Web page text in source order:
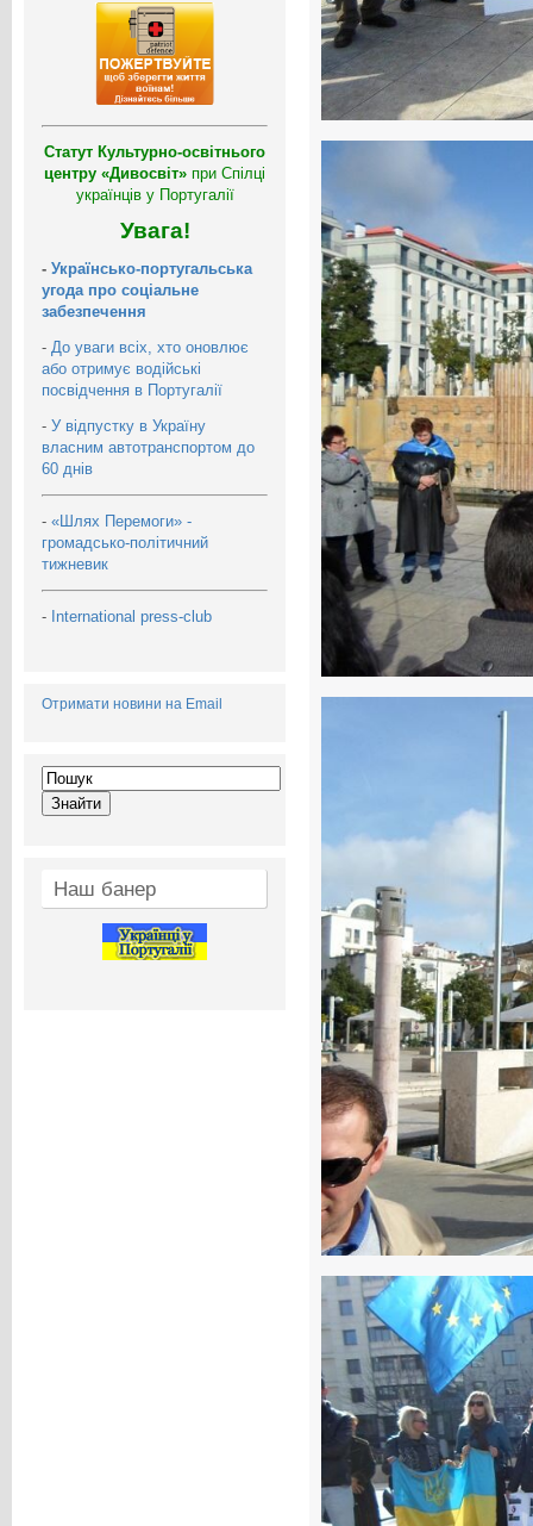
Статут Культурно-освітнього
центру «Дивосвіт» при Спілці
українців у Португалії
Увага!
- Українсько-португальська
угода про соціальне
забезпечення
- До уваги всіх, хто оновлює
або отримує водійські
посвідчення в Португалії
- У відпустку в Україну
власним автотранспортом до
60 днів
- «Шлях Перемоги» -
громадсько-політичний
тижневик
- International press-club
Отримати новини на Email
Наш банер